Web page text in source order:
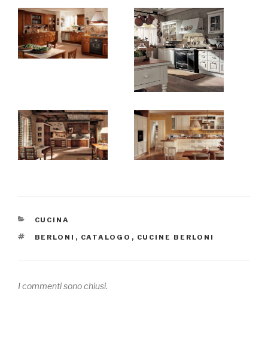
CATEGORIE
CUCINA
TAG
BERLONI , CATALOGO , CUCINE BERLONI
I commenti sono chiusi.